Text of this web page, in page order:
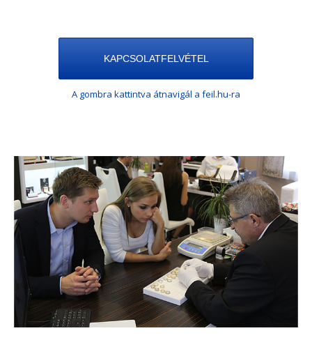
KAPCSOLATFELVÉTEL
A gombra kattintva átnavigál a feil.hu-ra